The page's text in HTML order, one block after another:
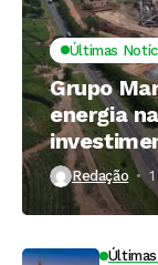
Últimas
Grupo
energia
Redação